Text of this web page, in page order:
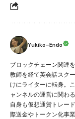
Yukiko-Endo
ブロックチェーン関連
教師を経て英会話スク
けにライターに転身。
ャンネルの運営に関わ
自身も仮想通貨トレー
際送金やトークン化事